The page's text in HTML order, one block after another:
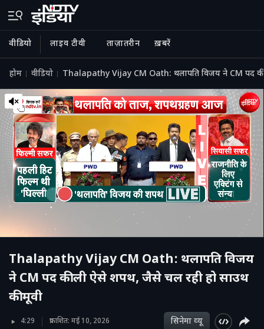
वीडियो लाइव टीवी ताज़ातरीन ख़बरें
होम वीडियो Thalapathy Vijay CM Oath: थलापति विजय ने CM पद
Thalapathy Vijay CM Oath: थलापति विजय
ने CM पद की ली ऐसे शपथ, जैसे चल रही हो साउथ
की मूवी
4:29 प्रकाशित: मई 10, 2026 सिनेमा व्‍यू